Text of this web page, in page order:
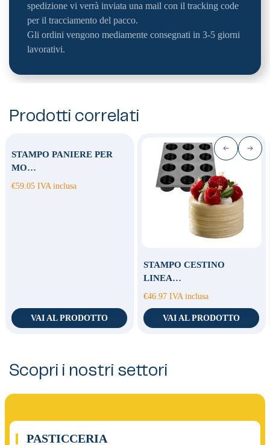
spedizione vi verrà inviata una mail con il tracking code
per il tracciamento del pacco.
Gli ordini vengono mediamente consegnati in 3-5 giorni
lavorativi.
Prodotti correlati
STAMPO PANIERE PER
MO…
€59.05 IVA inclusa
VAI AL PRODOTTO
STAMPO CESTINO
LINEA…
€46.97 IVA inclusa
VAI AL PRODOTTO
Scopri i nostri settori
01.
PASTICCERIA